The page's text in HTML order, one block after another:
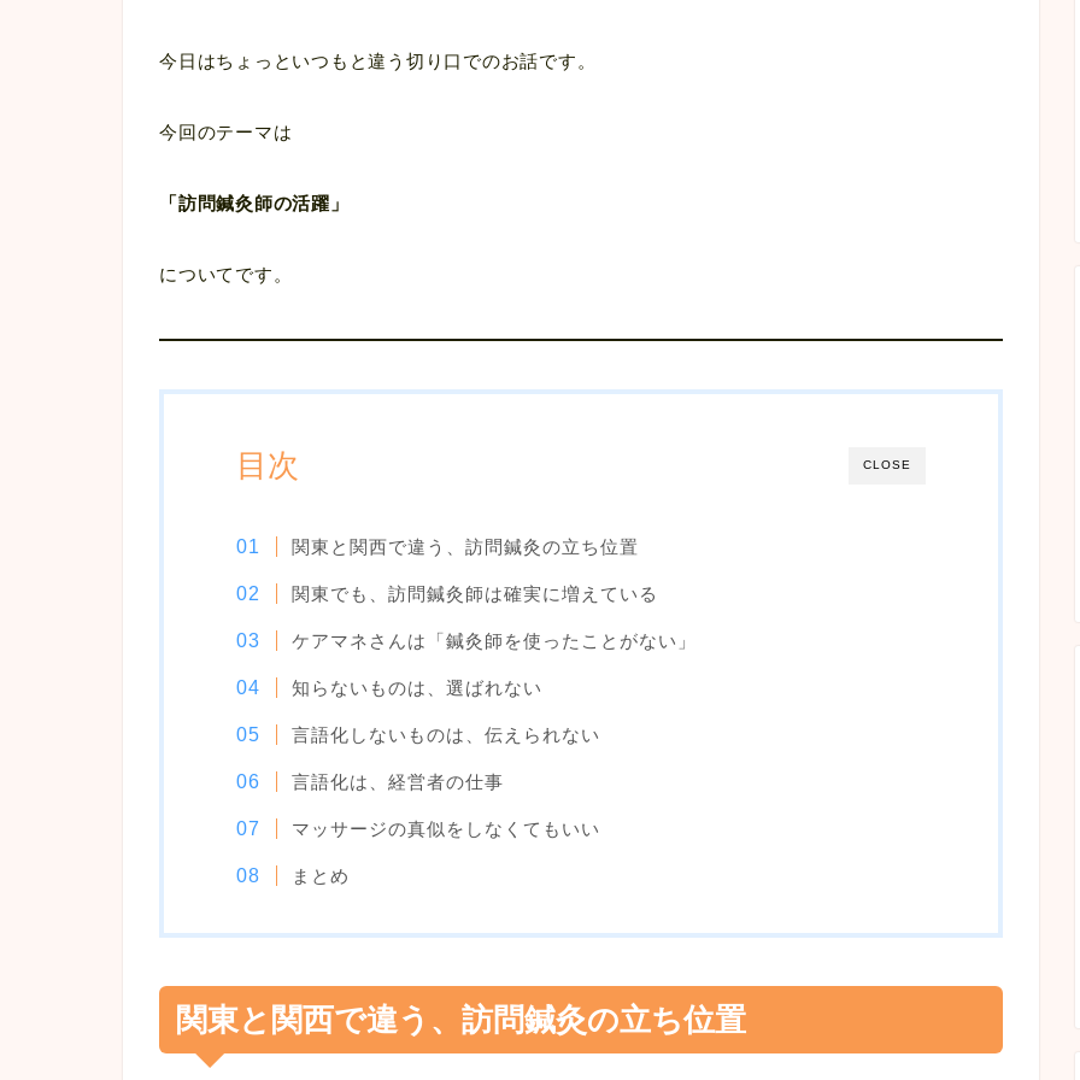
今日はちょっといつもと違う切り口でのお話です。
今回のテーマは
「訪問鍼灸師の活躍」
についてです。
CLOSE
目次
関東と関西で違う、訪問鍼灸の立ち位置
関東でも、訪問鍼灸師は確実に増えている
ケアマネさんは「鍼灸師を使ったことがない」
知らないものは、選ばれない
言語化しないものは、伝えられない
言語化は、経営者の仕事
マッサージの真似をしなくてもいい
まとめ
関東と関西で違う、訪問鍼灸の立ち位置